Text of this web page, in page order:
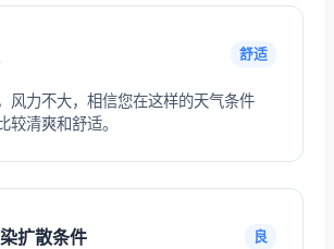
舒适
风力不大，相信您在这样的天气条件
较清爽和舒适。
扩散条件 良